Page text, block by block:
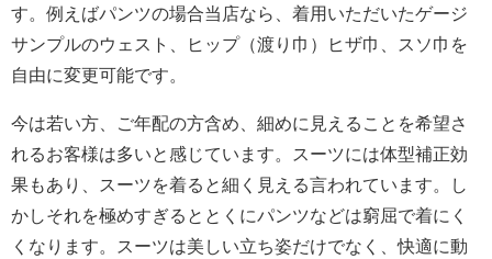
す。例えばパンツの場合当店なら、着用いただいたゲージ
サンプルのウェスト、ヒップ（渡り巾）ヒザ巾、スソ巾を
自由に変更可能です。
今は若い方、ご年配の方含め、細めに見えることを希望さ
れるお客様は多いと感じています。スーツには体型補正効
果もあり、スーツを着ると細く見える言われています。し
かしそれを極めすぎるととくにパンツなどは窮屈で着にく
くなります。スーツは美しい立ち姿だけでなく、快適に動